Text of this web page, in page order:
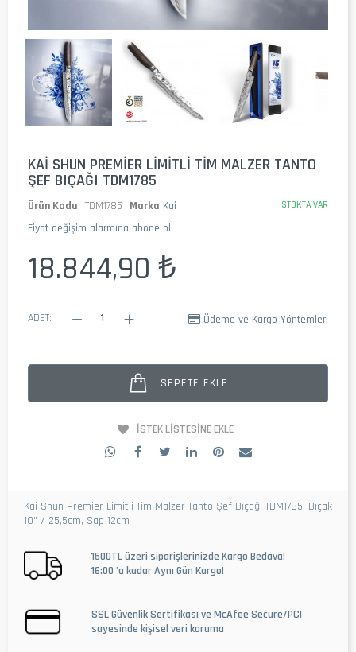
KAI SHUN PREMIER LIMITLI TIM MALZER TANTO
ŞEF BIÇAĞI TDM1785
Ürün Kodu TDM1785 Marka Kai STOKTA VAR
Fiyat değişim alarmına abone ol
18.844,90 ₺
ADET:
SEPETE EKLE
Ödeme ve Kargo Yöntemleri
İSTEK LISTESINE EKLE
Kai Shun Premier Limitli Tim Malzer Tanto Şef Bıçağı TDM1785, Bıçak
10" / 25,5cm, Sap 12cm
1500TL üzeri siparişlerinizde Kargo Bedava!
16:00 'a kadar Aynı Gün Kargo!
SSL Güvenlik Sertifikası ve McAfee Secure/PCI
sayesinde kişisel veri koruma